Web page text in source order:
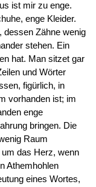
ist mir zu enge.
enge Kleider.
dessen Zähne wenig
stehen. Ein
hat. Man sitzet gar
und Wörter
figürlich, in
vorhanden ist; im
enge
bringen. Die
Raum
das Herz, wenn
Athemhohlen
eines Wortes,